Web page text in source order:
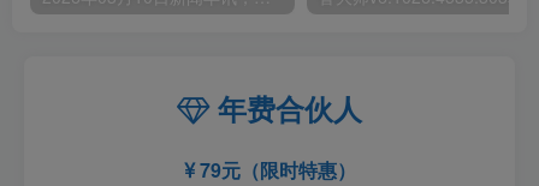
年费合伙人
79元（限时特惠）